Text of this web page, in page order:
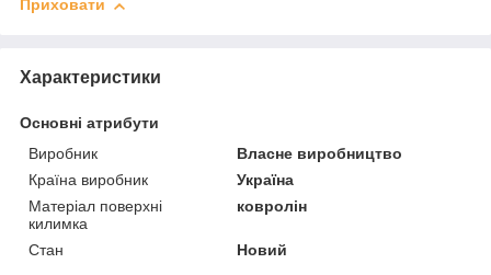
Приховати
Характеристики
Основні атрибути
Виробник
Власне виробництво
Країна виробник
Україна
Матеріал поверхні
килимка
ковролін
Стан Новий